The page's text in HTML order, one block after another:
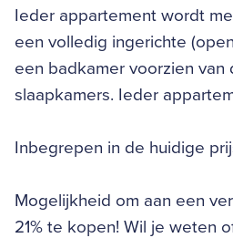
Ieder appartement wordt
een volledig ingerichte
een badkamer voorzien
slaapkamers. Ieder
Inbegrepen in de huidige
Mogelijkheid om aan een
21% te kopen! Wil je weten